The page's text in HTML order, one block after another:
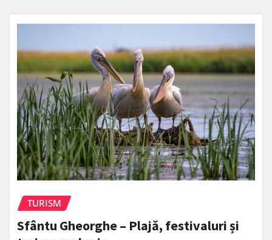
TURISM
Sfântu Gheorghe – Plajă, festivaluri și